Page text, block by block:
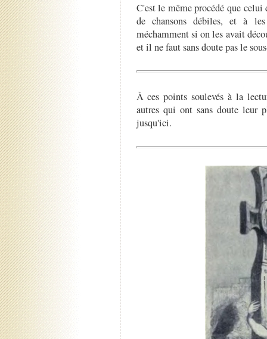
C'est le même procédé que
de chansons débiles, et à
méchamment si on les avait
et il ne faut sans doute pas le
À ces points soulevés à la
autres qui ont sans doute leur
jusqu'ici.